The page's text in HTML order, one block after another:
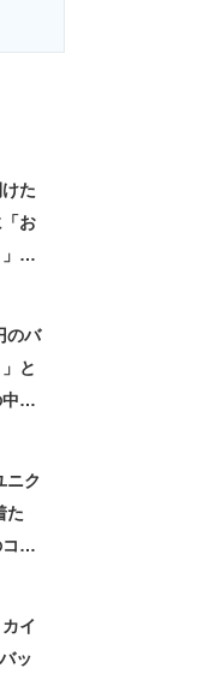
た
お
のバ
と
身
ニク
た
ー
イ
ッ